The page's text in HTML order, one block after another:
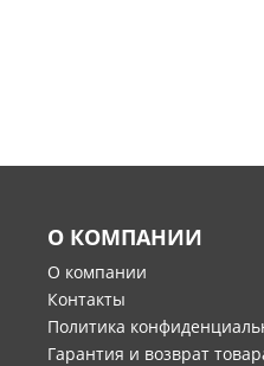
О КОМПАНИИ
О компании
Контакты
Политика
Гарантия и возврат